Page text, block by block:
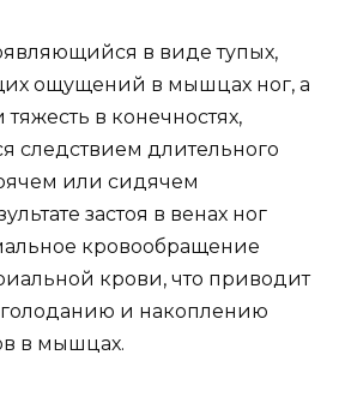
в виде тупых,
ощущений в мышцах ног, а
в конечностях,
следствием длительного
или сидячем
застоя в венах ног
кровообращение
крови, что приводит
и накоплению
в мышцах.